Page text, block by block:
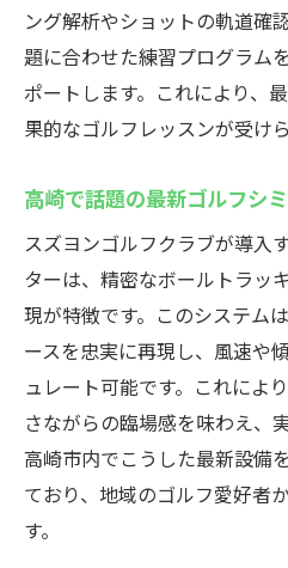
ング解析やショットの軌道確
題に合わせた練習プログラム
ポートします。これにより、
果的なゴルフレッスンが受け
高崎で話題の最新ゴルフシ
スズヨンゴルフクラブが導入
ターは、精密なボールトラッ
現が特徴です。このシステム
ースを忠実に再現し、風速や
ュレート可能です。これによ
さながらの臨場感を味わえ、
高崎市内でこうした最新設備
ており、地域のゴルフ愛好者
す。